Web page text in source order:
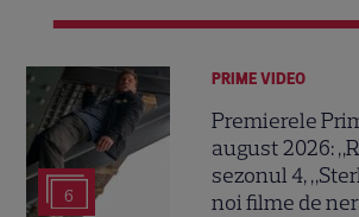
6
PRIME VIDEO
Premierele
august 2026:
sezonul 4,
noi filme de